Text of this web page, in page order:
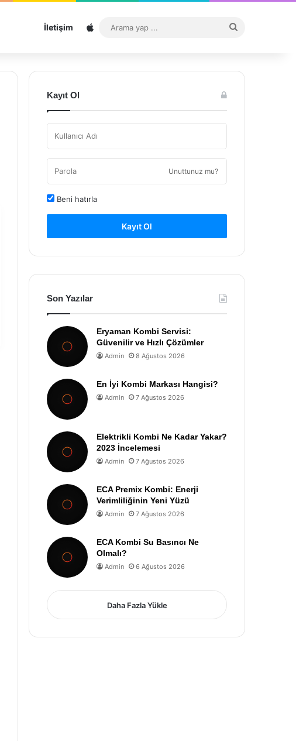
İletişim Sitemap
...
Kayıt Ol
Unuttunuz mu?
Beni hatırla
Kayıt Ol
Son Yazılar
Eryaman Kombi Servisi:
Güvenilir ve Hızlı Çözümler
Admin 8 Ağustos 2026
En İyi Kombi Markası Hangisi?
Admin 7 Ağustos 2026
Elektrikli Kombi Ne Kadar Yakar?
2023 İncelemesi
Admin 7 Ağustos 2026
ECA Premix Kombi: Enerji
Verimliliğinin Yeni Yüzü
Admin 7 Ağustos 2026
ECA Kombi Su Basıncı Ne
Olmalı?
Admin 6 Ağustos 2026
Daha Fazla Yükle